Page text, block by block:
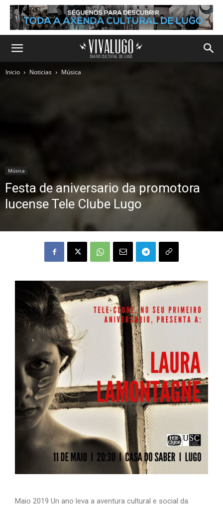
Inicio Noticias Música
Música
Festa de aniversario da promotora
lucense Tele Clube Lugo
Maio 2019 Un ano leva a aventura cultural e social da